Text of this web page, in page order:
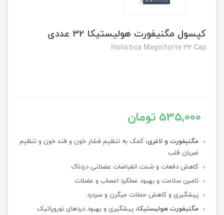
کپسول مگنیفورت هولیستیکا 32 عددی
Holistica Magniforte 32 Cap
535,000 تومان
مگنیفورت و لاغری، کمک به تنظیم فشار خون و قند خون و تنظیم
ضربان قلب
کاهش دفعات و شدت انقباضات عضلانی دردناک
تامین سلامت و بهبود عملکرد اعصاب و عضلات
پیشگیری و کاهش حملات میگرن و سردرد
مگنیفورت هولیستیکا، پیشگیری و بهبود دردهای نوروپاتیک